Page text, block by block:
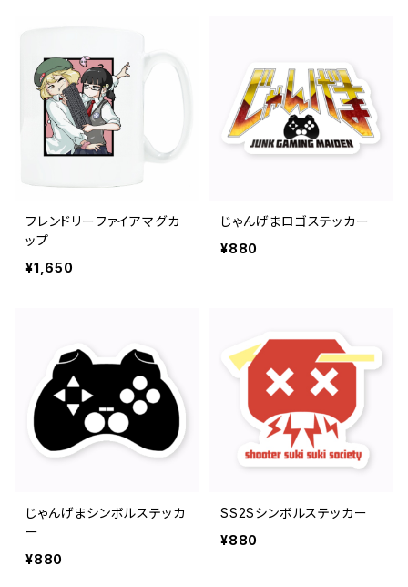
フレンドリーファイアマグカ
ップ
¥1,650
じゃんげまロゴステッカー
¥880
じゃんげまシンボルステッカ
ー
¥880
SS2Sシンボルステッカー
¥880